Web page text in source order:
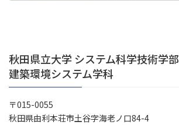
秋田県立大学 システム科学技術学部
建築環境システム学科
〒015-0055
秋田県由利本荘市土谷字海老ノ口84-4